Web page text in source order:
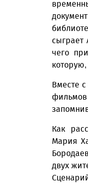
сыграет
чего
Вместе
Как
Мария
двух